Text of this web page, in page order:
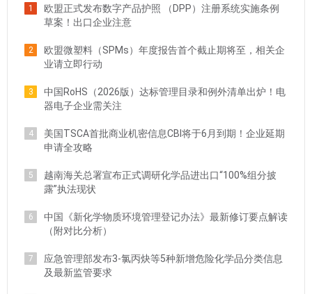
1
欧盟正式发布数字产品护照 （DPP）注册系统实施条例
草案！出口企业注意
2
欧盟微塑料（SPMs）年度报告首个截止期将至，相关企
业请立即行动
3
中国RoHS（2026版）达标管理目录和例外清单出炉！电
器电子企业需关注
4
美国TSCA首批商业机密信息CBI将于6月到期！企业延期
申请全攻略
5
越南海关总署宣布正式调研化学品进出口“100%组分披
露”执法现状
6
中国《新化学物质环境管理登记办法》最新修订要点解读
（附对比分析）
7
应急管理部发布3-氯丙炔等5种新增危险化学品分类信息
及最新监管要求